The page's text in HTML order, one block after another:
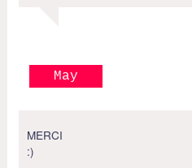
May
MERCI
:)